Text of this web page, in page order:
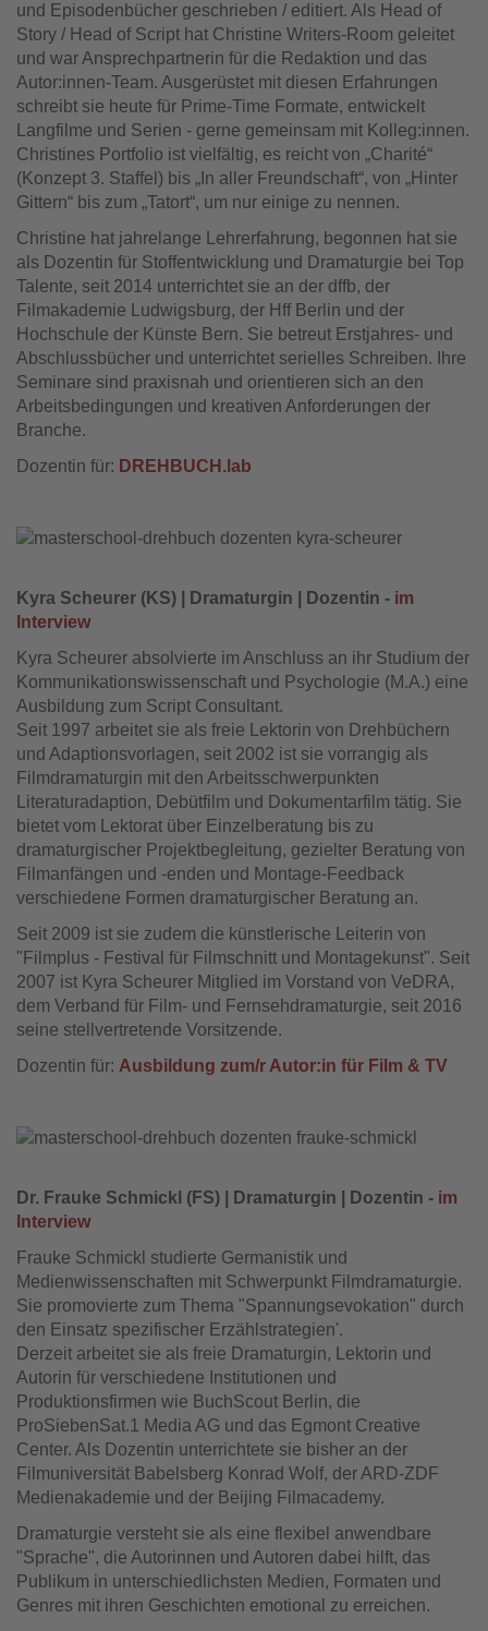
und Episodenbücher geschrieben / editiert. Als Head of
Story / Head of Script hat Christine Writers-Room geleitet
und war Ansprechpartnerin für die Redaktion und das
Autor:innen-Team. Ausgerüstet mit diesen Erfahrungen
schreibt sie heute für Prime-Time Formate, entwickelt
Langfilme und Serien - gerne gemeinsam mit Kolleg:innen.
Christines Portfolio ist vielfältig, es reicht von „Charité“
(Konzept 3. Staffel) bis „In aller Freundschaft“, von „Hinter
Gittern“ bis zum „Tatort“, um nur einige zu nennen.
Christine hat jahrelange Lehrerfahrung, begonnen hat sie
als Dozentin für Stoffentwicklung und Dramaturgie bei Top
Talente, seit 2014 unterrichtet sie an der dffb, der
Filmakademie Ludwigsburg, der Hff Berlin und der
Hochschule der Künste Bern. Sie betreut Erstjahres- und
Abschlussbücher und unterrichtet serielles Schreiben. Ihre
Seminare sind praxisnah und orientieren sich an den
Arbeitsbedingungen und kreativen Anforderungen der
Branche.
Dozentin für: DREHBUCH.lab
Kyra Scheurer (KS) | Dramaturgin | Dozentin - im
Interview
Kyra Scheurer absolvierte im Anschluss an ihr Studium der
Kommunikationswissenschaft und Psychologie (M.A.) eine
Ausbildung zum Script Consultant.
Seit 1997 arbeitet sie als freie Lektorin von Drehbüchern
und Adaptionsvorlagen, seit 2002 ist sie vorrangig als
Filmdramaturgin mit den Arbeitsschwerpunkten
Literaturadaption, Debütfilm und Dokumentarfilm tätig. Sie
bietet vom Lektorat über Einzelberatung bis zu
dramaturgischer Projektbegleitung, gezielter Beratung von
Filmanfängen und -enden und Montage-Feedback
verschiedene Formen dramaturgischer Beratung an.
Seit 2009 ist sie zudem die künstlerische Leiterin von
"Filmplus - Festival für Filmschnitt und Montagekunst". Seit
2007 ist Kyra Scheurer Mitglied im Vorstand von VeDRA,
dem Verband für Film- und Fernsehdramaturgie, seit 2016
seine stellvertretende Vorsitzende.
Dozentin für: Ausbildung zum/r Autor:in für Film & TV
Dr. Frauke Schmickl (FS) | Dramaturgin | Dozentin - im
Interview
Frauke Schmickl studierte Germanistik und
Medienwissenschaften mit Schwerpunkt Filmdramaturgie.
Sie promovierte zum Thema "Spannungsevokation" durch
den Einsatz spezifischer Erzählstrategien'.
Derzeit arbeitet sie als freie Dramaturgin, Lektorin und
Autorin für verschiedene Institutionen und
Produktionsfirmen wie BuchScout Berlin, die
ProSiebenSat.1 Media AG und das Egmont Creative
Center. Als Dozentin unterrichtete sie bisher an der
Filmuniversität Babelsberg Konrad Wolf, der ARD-ZDF
Medienakademie und der Beijing Filmacademy.
Dramaturgie versteht sie als eine flexibel anwendbare
"Sprache", die Autorinnen und Autoren dabei hilft, das
Publikum in unterschiedlichsten Medien, Formaten und
Genres mit ihren Geschichten emotional zu erreichen.